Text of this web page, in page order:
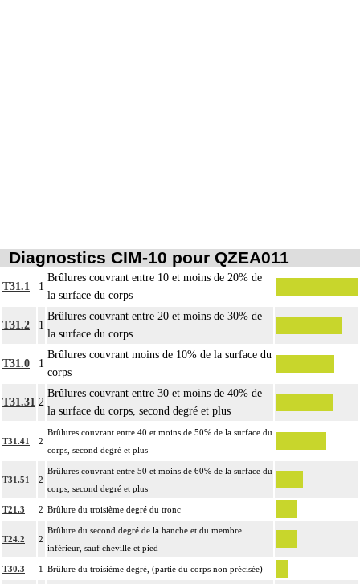
16
- le nez (cf chapitre 06)
- la lèvre (cf chapitre 07)
- la région périanale (cf chapitre 07)
- les organes génitaux externes et le périnée (cf chapitre 08)
Par atteinte superficielle [susfasciale] de la peau, on entend : toute atteinte de
l'épiderme, du derme et/ou du tissu cellulaire souscutané ne dépassant pas le
fascia superficiel.
16
Par atteinte profonde de la peau et des tissus mous, on entend : atteinte
pluritissulaire de la peau et des tissus mous, atteignant le fascia superficiel
[fasciale] ou le dépassant [sousfasciale].
Diagnostics CIM-10 pour QZEA011
T31.1 1
Brûlures couvrant entre 10 et moins de 20% de
la surface du corps
T31.2 1
Brûlures couvrant entre 20 et moins de 30% de
la surface du corps
T31.0 1
Brûlures couvrant moins de 10% de la surface du
corps
T31.31 2
Brûlures couvrant entre 30 et moins de 40% de
la surface du corps, second degré et plus
T31.41 2
Brûlures couvrant entre 40 et moins de 50% de la surface du
corps, second degré et plus
T31.51 2
Brûlures couvrant entre 50 et moins de 60% de la surface du
corps, second degré et plus
T21.3 2 Brûlure du troisième degré du tronc
T24.2 2
Brûlure du second degré de la hanche et du membre
inférieur, sauf cheville et pied
T30.3 1 Brûlure du troisième degré, (partie du corps non précisée)